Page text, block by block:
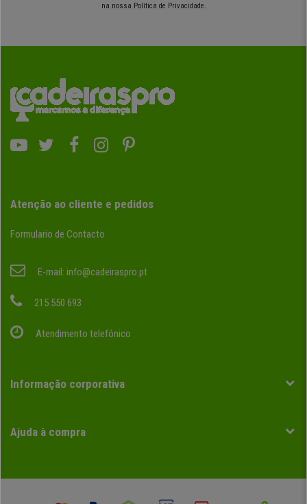
na nossa Política de Privacidade.
Atenção ao cliente e pedidos
Formulario de Contacto
E-mail: info@cadeiraspro.pt
215 550 693
Atendimento telefónico
Informação corporativa
Ajuda à compra